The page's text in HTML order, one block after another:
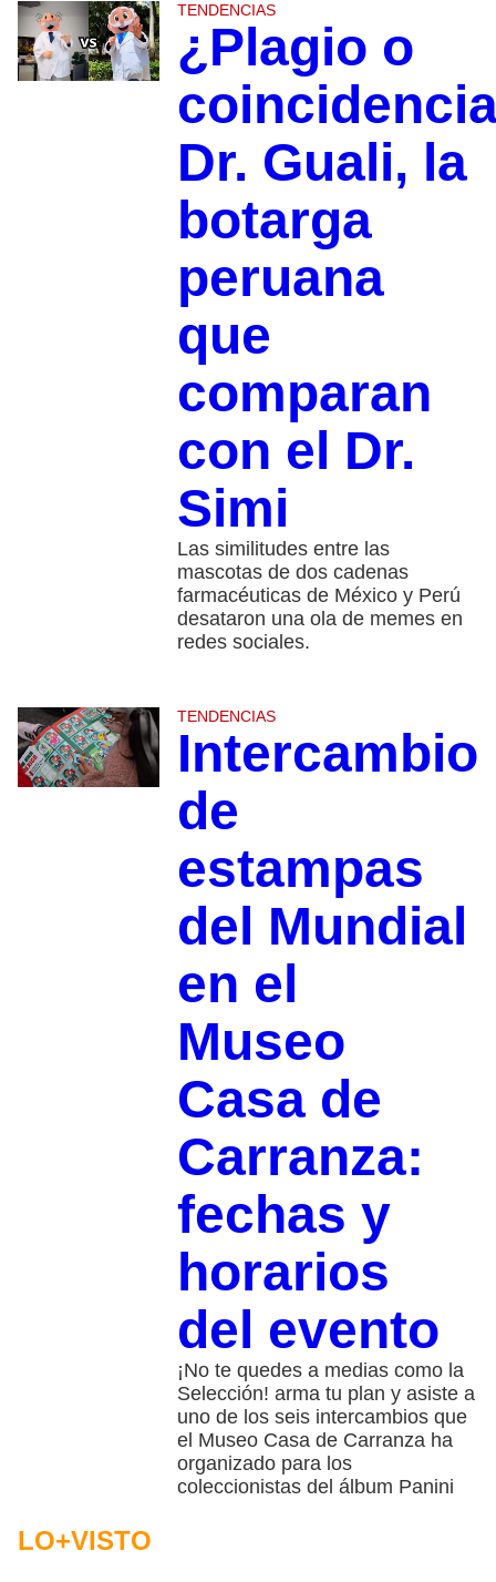
TENDENCIAS
¿Plagio o
Dr. Guali, la
botarga
peruana
que
comparan
con el Dr.
Simi
Las similitudes entre las
mascotas de dos cadenas
farmacéuticas de México y Perú
desataron una ola de memes en
redes sociales.
TENDENCIAS
Intercambio
de
estampas
del Mundial
en el
Museo
Casa de
Carranza:
fechas y
horarios
del evento
¡No te quedes a medias como la
Selección! arma tu plan y asiste a
uno de los seis intercambios que
el Museo Casa de Carranza ha
organizado para los
coleccionistas del álbum Panini
LO+VISTO